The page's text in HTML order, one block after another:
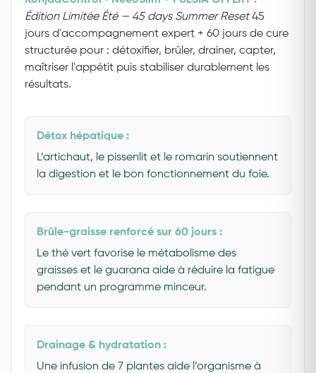
Édition Limitée Été — 45 days Summer Reset 45
jours d'accompagnement expert + 60 jours de cure
structurée pour : détoxifier, brûler, drainer, capter,
maîtriser l'appétit puis stabiliser durablement les
résultats.
Détox hépatique :
L’artichaut, le pissenlit et le romarin soutiennent
la digestion et le bon fonctionnement du foie.
Brûle-graisse renforcé sur 60 jours :
Le thé vert favorise le métabolisme des
graisses et le guarana aide à réduire la fatigue
pendant un programme minceur.
Drainage & hydratation :
Une infusion de 7 plantes aide l’organisme à